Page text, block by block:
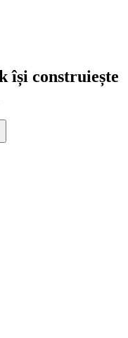
își construiește